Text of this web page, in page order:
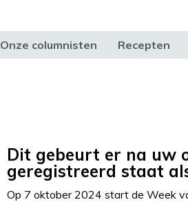
Onze columnisten Recepten
Dit gebeurt er na uw
geregistreerd staat
Op 7 oktober 2024 start de Week